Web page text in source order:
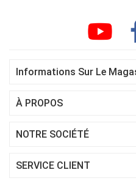
Informations Sur Le
À PROPOS
NOTRE SOCIÉTÉ
SERVICE CLIENT